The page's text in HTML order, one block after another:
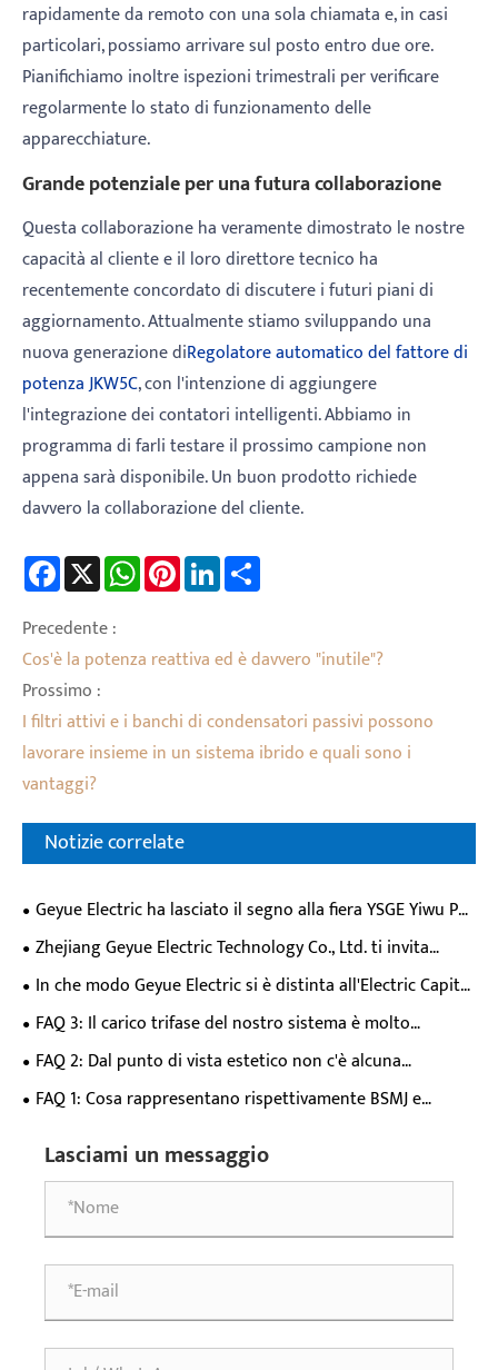
rapidamente da remoto con una sola chiamata e, in casi
particolari, possiamo arrivare sul posto entro due ore.
Pianifichiamo inoltre ispezioni trimestrali per verificare
regolarmente lo stato di funzionamento delle
apparecchiature.
Grande potenziale per una futura collaborazione
Questa collaborazione ha veramente dimostrato le nostre
capacità al cliente e il loro direttore tecnico ha
recentemente concordato di discutere i futuri piani di
aggiornamento. Attualmente stiamo sviluppando una
nuova generazione diRegolatore automatico del fattore di
potenza JKW5C, con l'intenzione di aggiungere
l'integrazione dei contatori intelligenti. Abbiamo in
programma di farli testare il prossimo campione non
appena sarà disponibile. Un buon prodotto richiede
davvero la collaborazione del cliente.
Facebook WhatsAppPinterestLinkedIn
Precedente :
Cos'è la potenza reattiva ed è davvero "inutile"?
Prossimo :
I filtri attivi e i banchi di condensatori passivi possono
lavorare insieme in un sistema ibrido e quali sono i
vantaggi?
Notizie correlate
Geyue Electric ha lasciato il segno alla fiera YSGE Yiwu PV
& Energy Storage Expo del 2026, potenziando soluzioni di
qualità dell'energia per applicazioni di supporto allo
stoccaggio fotovoltaico?
Zhejiang Geyue Electric Technology Co., Ltd. ti invita
all'YSGE 2026 Yiwu Solar PV & Energy Storage Expo
In che modo Geyue Electric si è distinta all'Electric Capital
Exhibition del 2026 con i suoi controller SVG/APF e
fotovoltaici?
FAQ 3: Il carico trifase del nostro sistema è molto
sbilanciato. È meglio adottare la compensazione trifase o
la compensazione a fase divisa? Se viene adottata la
compensazione frazionata, come verrà allocata la capacità?
FAQ 2: Dal punto di vista estetico non c'è alcuna
differenza tra APF e SVG. Quindi, quali sono esattamente le
differenze tra questi due prodotti?
FAQ 1: Cosa rappresentano rispettivamente BSMJ e
Lasciami un messaggio